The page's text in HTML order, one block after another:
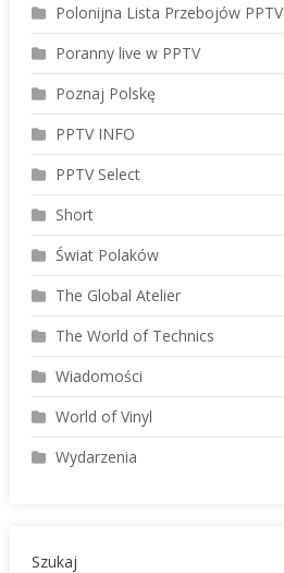
Polonijna Lista Przebojów PPTV
Poranny live w PPTV
Poznaj Polskę
PPTV INFO
PPTV Select
Short
Świat Polaków
The Global Atelier
The World of Technics
Wiadomości
World of Vinyl
Wydarzenia
Szukaj